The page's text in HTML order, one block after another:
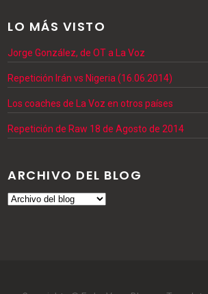
LO MÁS VISTO
Jorge González, de OT a La Voz
Repetición Irán vs Nigeria (16.06.2014)
Los coaches de La Voz en otros países
Repetición de Raw 18 de Agosto de 2014
ARCHIVO DEL BLOG